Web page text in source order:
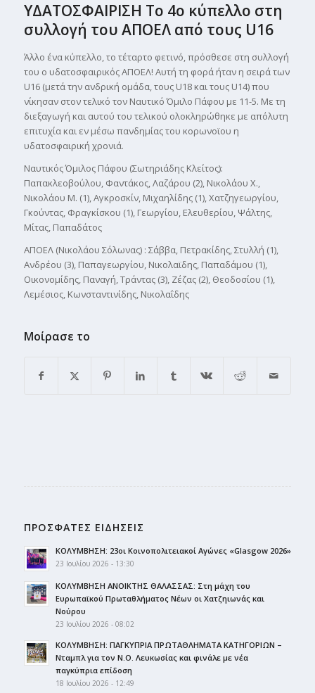
ΥΔΑΤΟΣΦΑΙΡΙΣΗ Το 4ο κύπελλο στη
συλλογή του ΑΠΟΕΛ από τους U16
Άλλο ένα κύπελλο, το τέταρτο φετινό, πρόσθεσε στη συλλογή
του ο υδατoσφαιρικός ΑΠΟΕΛ! Αυτή τη φορά ήταν η σειρά των
U16 (μετά την ανδρική ομάδα, τους U18 και τους U14) που
νίκησαν στον τελικό τον Ναυτικό Όμιλο Πάφου με 11-5. Με τη
διεξαγωγή και αυτού του τελικού ολοκληρώθηκε με απόλυτη
επιτυχία και εν μέσω πανδημίας του κορωνοϊου η
υδατοσφαιρική χρονιά.
Ναυτικός Όμιλος Πάφου (Σωτηριάδης Κλείτος):
Παπακλεοβούλου, Φαντάκος, Λαζάρου (2), Νικολάου Χ.,
Νικολάου Μ. (1), Αγκροσκίν, Μιχαηλίδης (1), Χατζηγεωργίου,
Γκούντας, Φραγκίσκου (1), Γεωργίου, Ελευθερίου, Ψάλτης,
Μίτας, Παπαδάτος
ΑΠΟΕΛ (Νικολάου Σόλωνας) : Σάββα, Πετρακίδης, Στυλλή (1),
Ανδρέου (3), Παπαγεωργίου, Νικολαϊδης, Παπαδάμου (1),
Οικονομίδης, Παναγή, Τράντας (3), Ζέζας (2), Θεοδοσίου (1),
Λεμέσιος, Κωνσταντινίδης, Νικολαΐδης
Μοίρασε το
ΠΡΟΣΦΑΤΕΣ ΕΙΔΗΣΕΙΣ
ΚΟΛΥΜΒΗΣΗ: 23οι Κοινοπολιτειακοί Αγώνες «Glasgow 2026»
23 Ιουλίου 2026 - 13:30
ΚΟΛΥΜΒΗΣΗ ΑΝΟΙΚΤΗΣ ΘΑΛΑΣΣΑΣ: Στη μάχη του
Ευρωπαϊκού Πρωταθλήματος Νέων οι Χατζηιωνάς και
Νούρου
23 Ιουλίου 2026 - 08:02
ΚΟΛΥΜΒΗΣΗ: ΠΑΓΚΥΠΡΙΑ ΠΡΩΤΑΘΛΗΜΑΤΑ ΚΑΤΗΓΟΡΙΩΝ –
Νταμπλ για τον Ν.Ο. Λευκωσίας και φινάλε με νέα
παγκύπρια επίδοση
18 Ιουλίου 2026 - 12:49